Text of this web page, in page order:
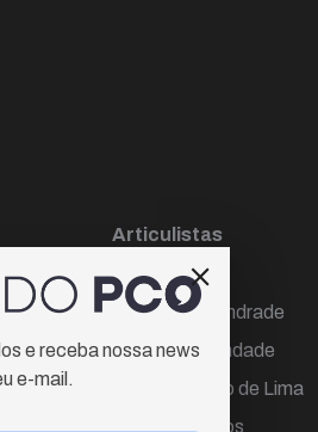
Articulistas
Décio Freire
Dr Marcos Andrade
Hamilton Trindade
Igor Carvalho de Lima
Mario Campos
e receba nossa news
e-mail.